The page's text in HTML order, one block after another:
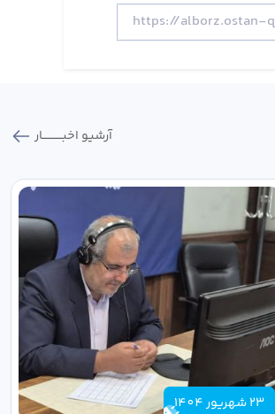
آرشیو اخبـــــــــــار
23 شهریور 1404